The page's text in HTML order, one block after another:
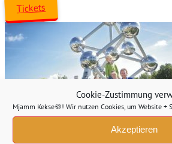
Cookie-Zustimmung
Mjamm Kekse🍪! Wir nutzen Cookies, um Website +
Akzeptieren
Tickets